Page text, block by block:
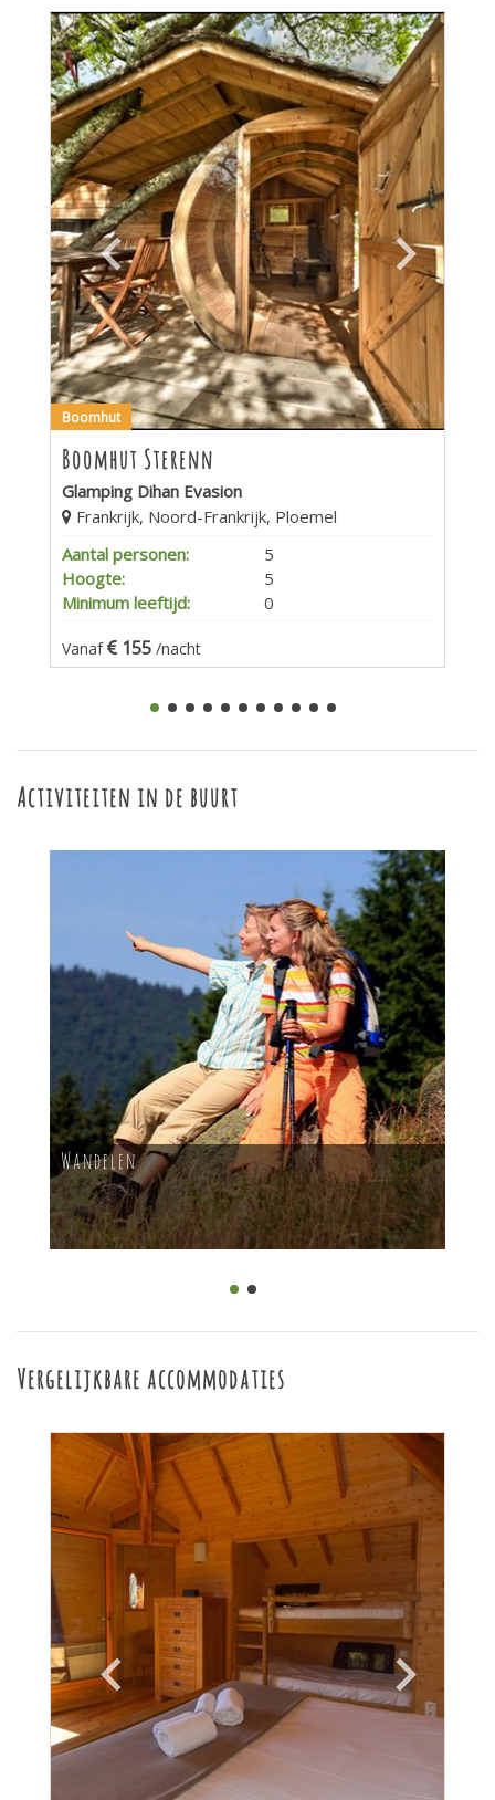
Boomhut
Boomhut Sterenn
Glamping Dihan Evasion
Frankrijk, Noord-Frankrijk, Ploemel
Aantal personen:
5
Hoogte:
5
Minimum leeftijd:
0
Vanaf 155 /nacht
Activiteiten in de buurt
Wandelen
Vergelijkbare accommodaties